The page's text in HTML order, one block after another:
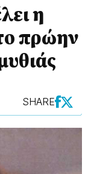
η
πρώην
SHARE